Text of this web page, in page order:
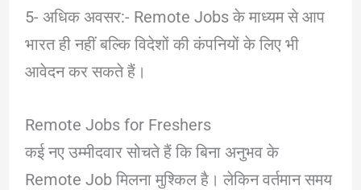
5- अधिक अवसर:- Remote Jobs के माध्यम से आप
भारत ही नहीं बल्कि विदेशों की कंपनियों के लिए भी
आवेदन कर सकते हैं।
Remote Jobs for Freshers
कई नए उम्मीदवार सोचते हैं कि बिना अनुभव के
Remote Job मिलना मुश्किल है। लेकिन वर्तमान समय